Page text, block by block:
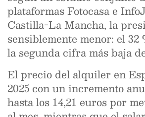
plataformas Fotocasa e
Castilla-La Mancha, la
sensiblemente menor: el 32
la segunda cifra más baja
El precio del alquiler en
2025 con un incremento
hasta los 14,21 euros por